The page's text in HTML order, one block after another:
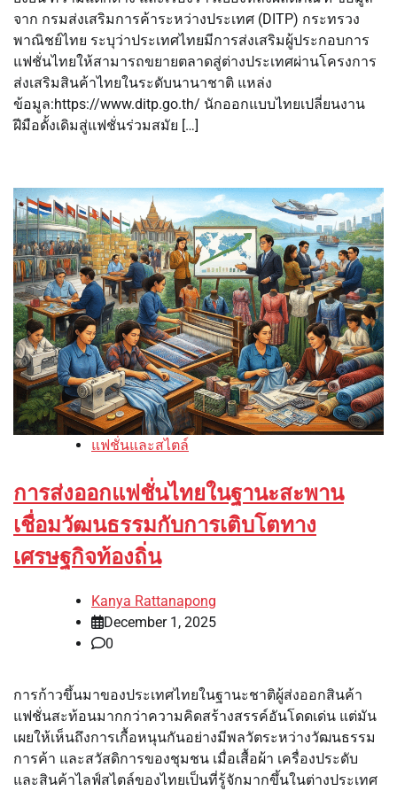
จาก กรมส่งเสริมการค้าระหว่างประเทศ (DITP) กระทรวง
พาณิชย์ไทย ระบุว่าประเทศไทยมีการส่งเสริมผู้ประกอบการ
แฟชั่นไทยให้สามารถขยายตลาดสู่ต่างประเทศผ่านโครงการ
ส่งเสริมสินค้าไทยในระดับนานาชาติ แหล่ง
ข้อมูล:https://www.ditp.go.th/ นักออกแบบไทยเปลี่ยนงาน
ฝีมือดั้งเดิมสู่แฟชั่นร่วมสมัย […]
แฟชั่นและสไตล์
การส่งออกแฟชั่นไทยในฐานะสะพาน
เชื่อมวัฒนธรรมกับการเติบโตทาง
เศรษฐกิจท้องถิ่น
Kanya Rattanapong
December 1, 2025
0
การก้าวขึ้นมาของประเทศไทยในฐานะชาติผู้ส่งออกสินค้า
แฟชั่นสะท้อนมากกว่าความคิดสร้างสรรค์อันโดดเด่น แต่มัน
เผยให้เห็นถึงการเกื้อหนุนกันอย่างมีพลวัตระหว่างวัฒนธรรม
การค้า และสวัสดิการของชุมชน เมื่อเสื้อผ้า เครื่องประดับ
และสินค้าไลฟ์สไตล์ของไทยเป็นที่รู้จักมากขึ้นในต่างประเทศ